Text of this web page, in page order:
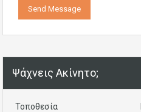
Ψάχνεις Ακίνητο;
Τοποθεσία